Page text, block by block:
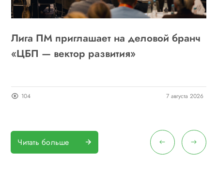
Лига ПМ приглашает на деловой бранч
«ЦБП — вектор развития»
104 7 августа 2026
Читать больше